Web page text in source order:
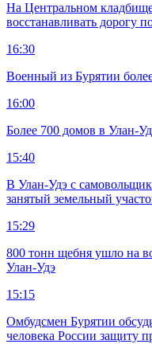
На Центральном
восстанавливать дорогу
16:30
Военный из Бурятии
16:00
Более 700 домов в Улан-
15:40
В Улан-Удэ с
занятый земельный
15:29
800 тонн щебня ушло на
Улан-Удэ
15:15
Омбудсмен Бурятии
человека России защиту